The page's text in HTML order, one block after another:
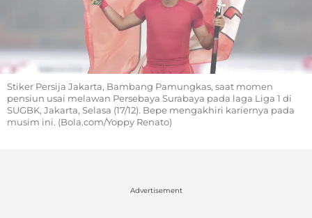
Stiker Persija Jakarta, Bambang Pamungkas, saat momen
pensiun usai melawan Persebaya Surabaya pada laga Liga 1 di
SUGBK, Jakarta, Selasa (17/12). Bepe mengakhiri kariernya pada
musim ini. (Bola.com/Yoppy Renato)
Advertisement